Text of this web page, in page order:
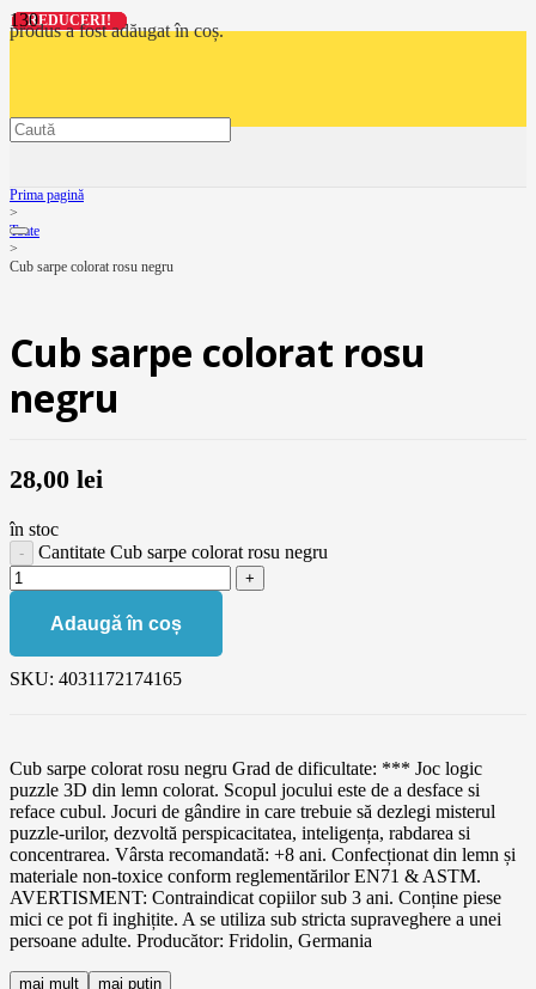
produsa fost adăugat în coș.
Prima pagină
>
Toate
>
Cub sarpe colorat rosu negru
Cub sarpe colorat rosu
negru
28,00 lei
în stoc
Cantitate Cub sarpe colorat rosu negru
Adaugă în coș
SKU: 4031172174165
Cub sarpe colorat rosu negru Grad de dificultate: *** Joc logic
puzzle 3D din lemn colorat. Scopul jocului este de a desface si
reface cubul. Jocuri de gândire in care trebuie să dezlegi misterul
puzzle-urilor, dezvoltă perspicacitatea, inteligența, rabdarea si
concentrarea. Vârsta recomandată: +8 ani. Confecționat din lemn și
materiale non-toxice conform reglementărilor EN71 & ASTM.
AVERTISMENT: Contraindicat copiilor sub 3 ani. Conține piese
mici ce pot fi inghițite. A se utiliza sub stricta supraveghere a unei
persoane adulte. Producător: Fridolin, Germania
mai mult mai putin
REDUCERI!
REDUCERI!
REDUCERI!
REDUCERI!